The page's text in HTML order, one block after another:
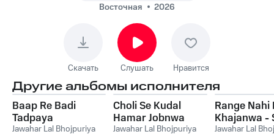
Восточная
2026
Скачать Слушать Нравится
Другие альбомы исполнителя
Baap Re Badi
Tadpaya
Jawahar Lal Bhojpuriya
Choli Se Kudal
Hamar Jobnwa
Jawahar Lal Bhojpuriya
Range Nahi
Khajanwa -
Jawahar Lal